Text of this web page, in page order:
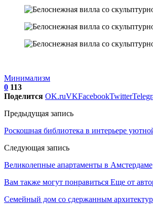
Минимализм
0 113
Поделится OK.ruVKFacebookTwitter
Предыдущая запись
Роскошная библиотека в интерьере
Следующая запись
Великолепные апартаменты в
Вам также могут понравиться Еще от
Семейный дом со сдержанным